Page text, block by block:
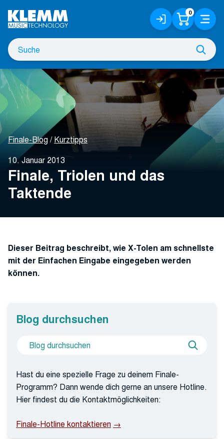
Hauptinhalt
Suche
nach
Anmelden
/
Registrieren
0 Menü
Finale-Blog Kurztipps
10. Januar 2013
Finale, Triolen und das
Taktende
Dieser Beitrag beschreibt, wie X-Tolen am schnellste
mit der Einfachen Eingabe eingegeben werden
können.
Blog durchsuchen
Suche
nach
Blog
Hast du eine spezielle Frage zu deinem Finale-
Programm? Dann wende dich gerne an unsere Hotline.
Hier findest du die Kontaktmöglichkeiten:
Finale-Hotline kontaktieren